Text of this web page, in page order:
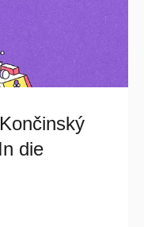
die